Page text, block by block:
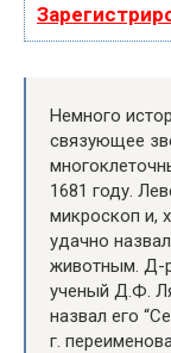
Немного
связующее
1681 году.
микроскоп и,
удачно
животным. Д-
ученый Д.Ф.
назвал его
г.